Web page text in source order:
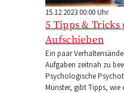
15.12.2023 00:00 Uhr
5 Tipps & Tricks
Aufschieben
Ein paar
Aufgaben zeitnah zu
Psychologische
Münster, gibt Tipps, wie